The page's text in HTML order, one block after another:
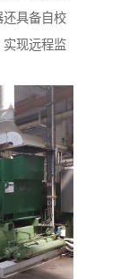
还具备自校
实现远程监